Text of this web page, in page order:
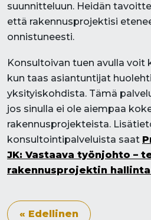
suunnitteluun. Heidän
että rakennusprojektisi
onnistuneesti.
Konsultoivan tuen avulla voit
kun taas asiantuntijat
yksityiskohdista. Tämä
jos sinulla ei ole aiempaa
rakennusprojekteista.
konsultointipalveluista saat
JK: Vastaava työnjohto –
rakennusprojektin
« Edellinen